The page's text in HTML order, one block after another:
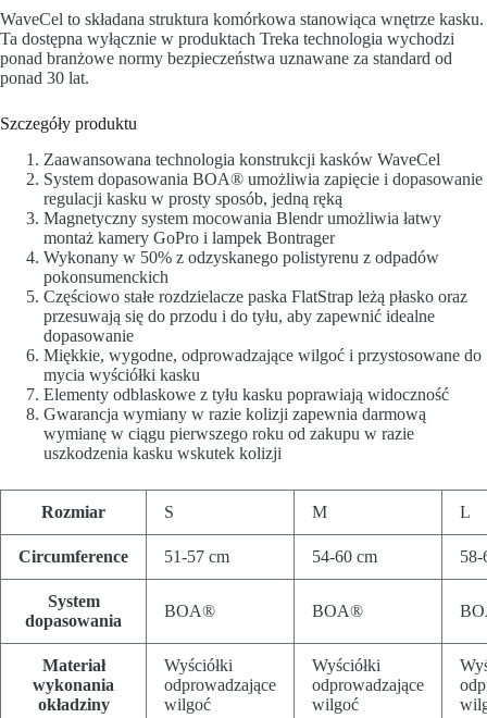
WaveCel to składana struktura komórkowa stanowiąca wnętrze kasku.
Ta dostępna wyłącznie w produktach Treka technologia wychodzi
ponad branżowe normy bezpieczeństwa uznawane za standard od
ponad 30 lat.
Szczegóły produktu
Zaawansowana technologia konstrukcji kasków WaveCel
System dopasowania BOA® umożliwia zapięcie i dopasowanie
regulacji kasku w prosty sposób, jedną ręką
Magnetyczny system mocowania Blendr umożliwia łatwy
montaż kamery GoPro i lampek Bontrager
Wykonany w 50% z odzyskanego polistyrenu z odpadów
pokonsumenckich
Częściowo stałe rozdzielacze paska FlatStrap leżą płasko oraz
przesuwają się do przodu i do tyłu, aby zapewnić idealne
dopasowanie
Miękkie, wygodne, odprowadzające wilgoć i przystosowane do
mycia wyściółki kasku
Elementy odblaskowe z tyłu kasku poprawiają widoczność
Gwarancja wymiany w razie kolizji zapewnia darmową
wymianę w ciągu pierwszego roku od zakupu w razie
uszkodzenia kasku wskutek kolizji
Rozmiar S M L
Circumference 51-57 cm 54-60 cm 58-
System
dopasowania
BOA® BOA®
Materiał
wykonania
okładziny
Wyściółki
odprowadzające
wilgoć
Wyściółki
odprowadzające
wilgoć